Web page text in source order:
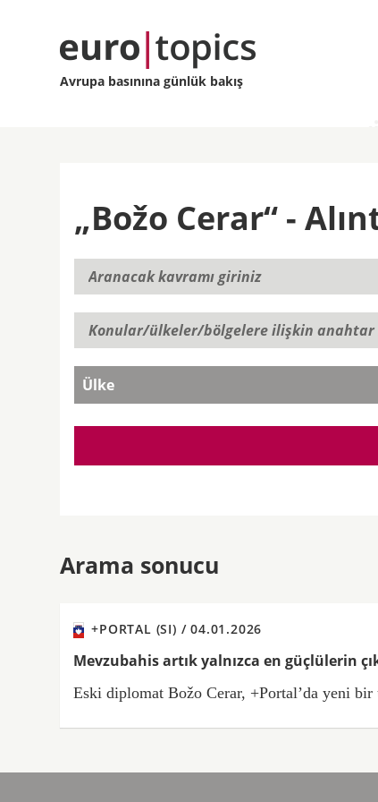
Avrupa basınına günlük bakış
„Božo Cerar“ -
Ülke
Arama sonucu
+PORTAL (SI) /04.01.2026
Mevzubahis artık yalnızca en güçlülerin
Eski diplomat Božo Cerar, +Portal’da yeni bir